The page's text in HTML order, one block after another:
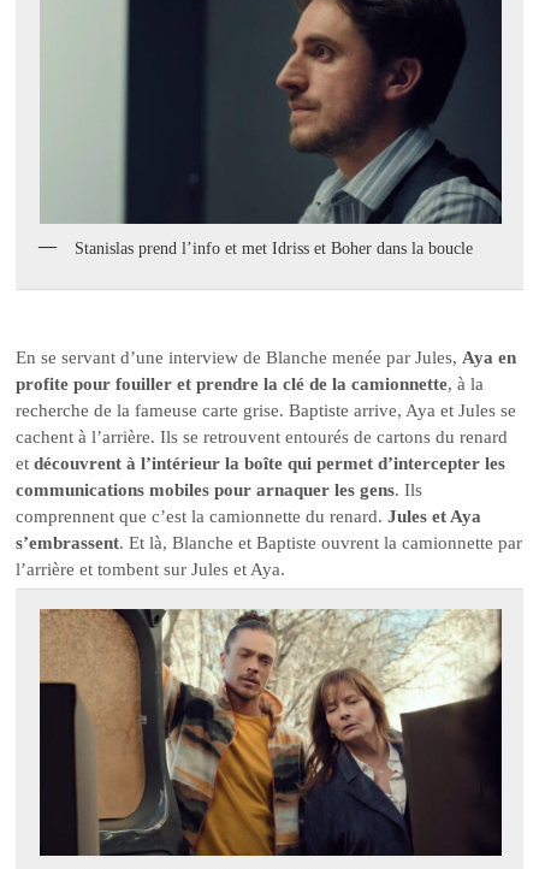
Stanislas prend l’info et met Idriss et Boher dans la boucle
En se servant d’une interview de Blanche menée par Jules,Aya en
profite pour fouiller et prendre la clé de la camionnette, à la
recherche de la fameuse carte grise. Baptiste arrive, Aya et Jules se
cachent à l’arrière. Ils se retrouvent entourés de cartons du renard
etdécouvrent à l’intérieur la boîte qui permet d’intercepter les
communications mobiles pour arnaquer les gens. Ils
comprennent que c’est la camionnette du renard.Jules et Aya
s’embrassent. Et là, Blanche et Baptiste ouvrent la camionnette par
l’arrière et tombent sur Jules et Aya.